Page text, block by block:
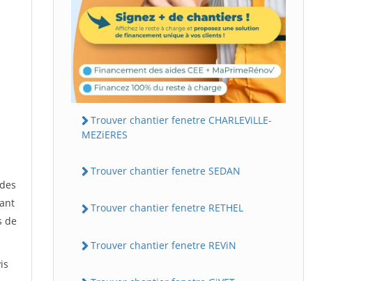
de
Trouver chantier fenetre CHARLEViLLE-
MEZiERES
Trouver chantier fenetre SEDAN
Trouver chantier fenetre RETHEL
Trouver chantier fenetre REViN